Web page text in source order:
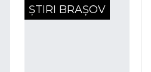
ȘTIRI BRAȘOV